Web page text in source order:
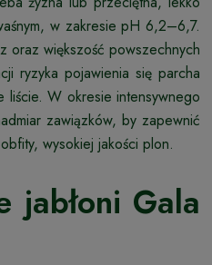
w zakresie pH 6,2–6,7.
oraz większość powszechnych
ryzyka pojawienia się parcha
liście. W okresie intensywnego
zawiązków, by zapewnić
wysokiej jakości plon.
jabłoni Gala